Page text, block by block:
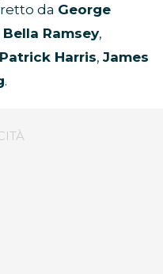
da George
Bella Ramsey,
Harris, James
.